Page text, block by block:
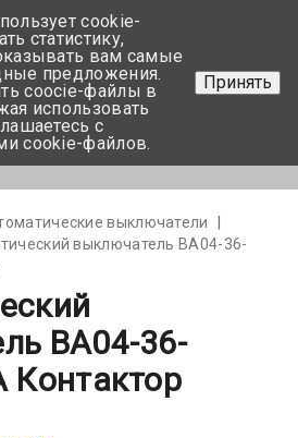
+375 17-350-99-56
+375 44-752-82-08
Задать вопрос
выключатели
выключатель ВА04-36-
ВА04-36-
Контактор
cookie-
статистику,
вам самые
предложения.
coocie-файлы в
использовать
с
cookie-файлов.
Принять